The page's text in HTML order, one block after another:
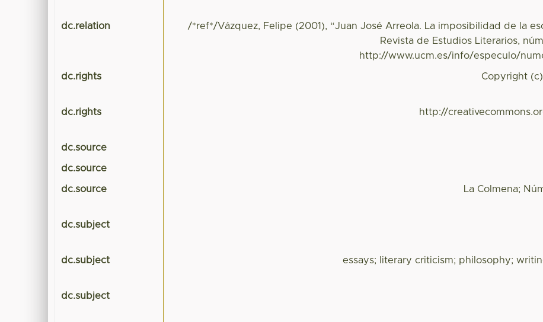
dc.relation
/*ref*/Vázquez, Felipe (2001), “Juan José Arreola. La imposibilidad de la
Revista de Estudios Literarios,
http://www.ucm.es/info/especulo/
dc.rights Copyright
dc.rights http://
dc.source
dc.source
dc.source La Colmena;
dc.subject
dc.subject essays; literary criticism; philosophy;
dc.subject